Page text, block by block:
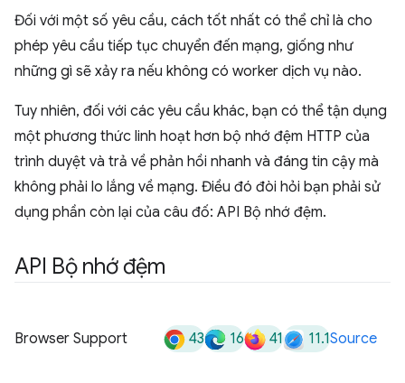
Đối với một số yêu cầu, cách tốt nhất có thể chỉ là cho
phép yêu cầu tiếp tục chuyển đến mạng, giống như
những gì sẽ xảy ra nếu không có worker dịch vụ nào.
Tuy nhiên, đối với các yêu cầu khác, bạn có thể tận dụng
một phương thức linh hoạt hơn bộ nhớ đệm HTTP của
trình duyệt và trả về phản hồi nhanh và đáng tin cậy mà
không phải lo lắng về mạng. Điều đó đòi hỏi bạn phải sử
dụng phần còn lại của câu đố: API Bộ nhớ đệm.
API Bộ nhớ đệm
Browser Support 43 16 41 11.1Source